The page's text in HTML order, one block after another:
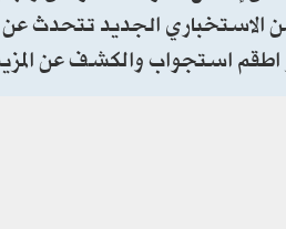
اطقم استجواب والكشف عن